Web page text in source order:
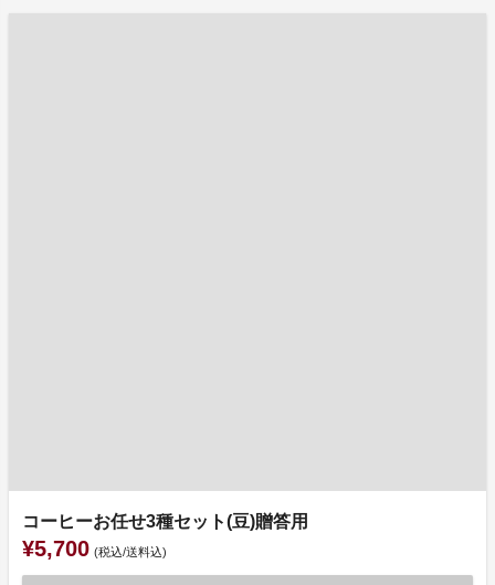
コーヒーお任せ3種セット(豆)贈答用
¥5,700 (税込/送料込)